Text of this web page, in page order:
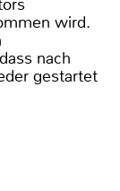
wird.
nach
gestartet